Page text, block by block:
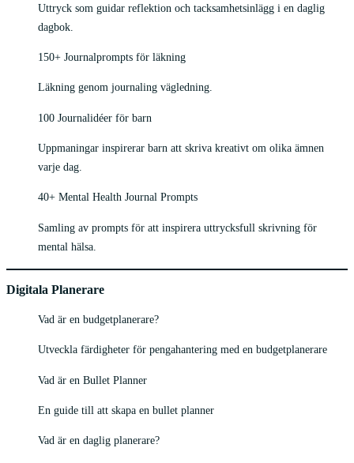
Uttryck som guidar reflektion och tacksamhetsinlägg i en daglig
dagbok.
150+ Journalprompts för läkning
Läkning genom journaling vägledning.
100 Journalidéer för barn
Uppmaningar inspirerar barn att skriva kreativt om olika ämnen
varje dag.
40+ Mental Health Journal Prompts
Samling av prompts för att inspirera uttrycksfull skrivning för
mental hälsa.
Digitala Planerare
Vad är en budgetplanerare?
Utveckla färdigheter för pengahantering med en budgetplanerare
Vad är en Bullet Planner
En guide till att skapa en bullet planner
Vad är en daglig planerare?